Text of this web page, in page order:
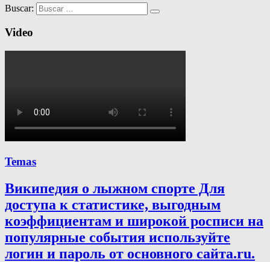
Buscar:
Video
Temas
Википедия о лыжном спорте Для
доступа к статистике, выгодным
коэффициентам и широкой росписи на
популярные события используйте
логин и пароль от основного сайта.ru.